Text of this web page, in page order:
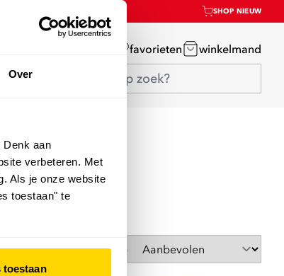
Over
Denk aan
verbeteren. Met
Als je onze website
toestaan" te
toestaan
SHOP NIEUW
favorieten winkelmand
Sorteer op